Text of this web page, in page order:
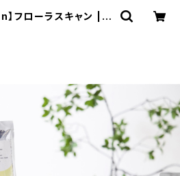
フローラスキャン | P